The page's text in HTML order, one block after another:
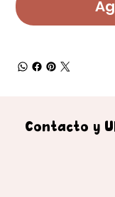
Contacto y